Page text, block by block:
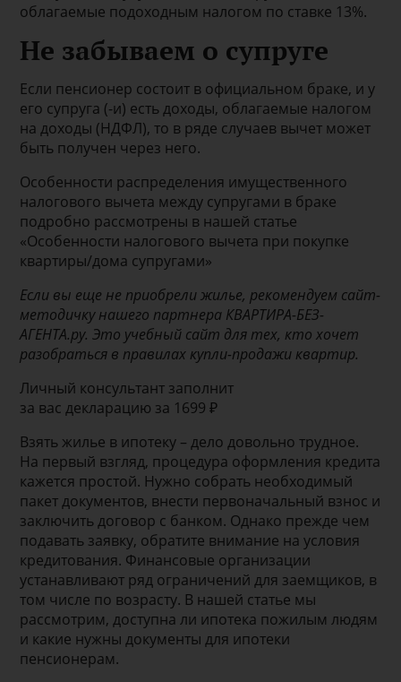
облагаемые подоходным налогом по ставке 13%.
Не забываем о супруге
Если пенсионер состоит в официальном браке, и у
его супруга (-и) есть доходы, облагаемые налогом
на доходы (НДФЛ), то в ряде случаев вычет может
быть получен через него.
Особенности распределения имущественного
налогового вычета между супругами в браке
подробно рассмотрены в нашей статье
«Особенности налогового вычета при покупке
квартиры/дома супругами»
Если вы еще не приобрели жилье, рекомендуем сайт-
методичку нашего партнера КВАРТИРА-БЕЗ-
АГЕНТА.ру. Это учебный сайт для тех, кто хочет
разобраться в правилах купли-продажи квартир.
Личный консультант заполнит
за вас декларацию за 1699 ₽
Взять жилье в ипотеку – дело довольно трудное.
На первый взгляд, процедура оформления кредита
кажется простой. Нужно собрать необходимый
пакет документов, внести первоначальный взнос и
заключить договор с банком. Однако прежде чем
подавать заявку, обратите внимание на условия
кредитования. Финансовые организации
устанавливают ряд ограничений для заемщиков, в
том числе по возрасту. В нашей статье мы
рассмотрим, доступна ли ипотека пожилым людям
и какие нужны документы для ипотеки
пенсионерам.